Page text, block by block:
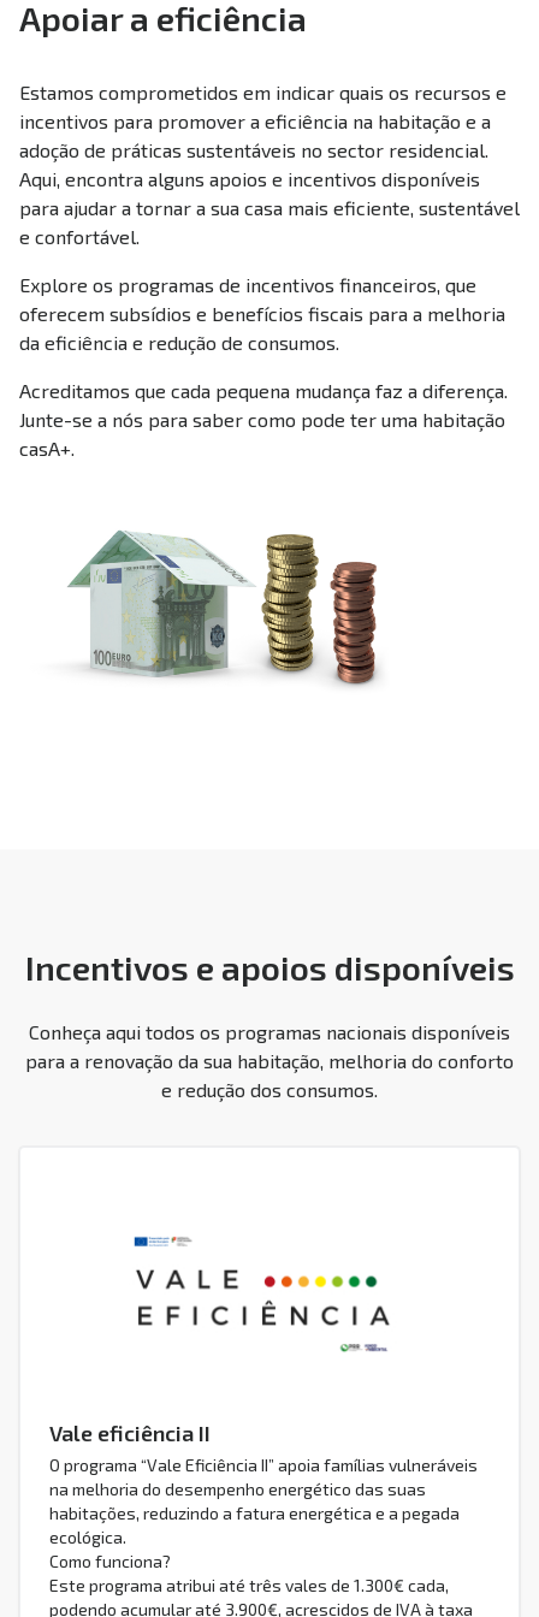
Apoiar a eficiência
Estamos comprometidos em indicar quais os recursos e
incentivos para promover a eficiência na habitação e a
adoção de práticas sustentáveis no sector residencial.
Aqui, encontra alguns apoios e incentivos disponíveis
para ajudar a tornar a sua casa mais eficiente, sustentável
e confortável.
Explore os programas de incentivos financeiros, que
oferecem subsídios e benefícios fiscais para a melhoria
da eficiência e redução de consumos.
Acreditamos que cada pequena mudança faz a diferença.
Junte-se a nós para saber como pode ter uma habitação
casA+.
Incentivos e apoios disponíveis
Conheça aqui todos os programas nacionais disponíveis
para a renovação da sua habitação, melhoria do conforto
e redução dos consumos.
Vale eficiência II
O programa “Vale Eficiência II” apoia famílias vulneráveis
na melhoria do desempenho energético das suas
habitações, reduzindo a fatura energética e a pegada
ecológica.
Como funciona?
Este programa atribui até três vales de 1.300€ cada,
podendo acumular até 3.900€, acrescidos de IVA à taxa